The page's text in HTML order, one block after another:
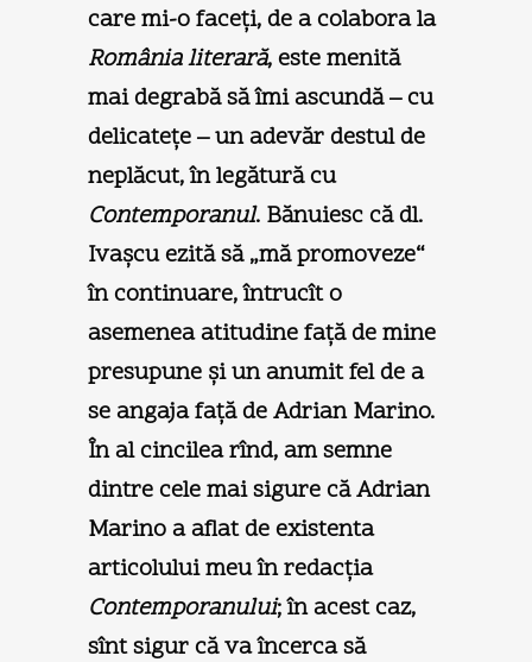
care mi-o faceţi, de a colabora la
România literară, este menită
mai degrabă să îmi ascundă – cu
delicateţe – un adevăr destul de
neplăcut, în legătură cu
Contemporanul. Bănuiesc că dl.
Ivaşcu ezită să „mă promoveze“
în continuare, întrucît o
asemenea atitudine faţă de mine
presupune şi un anumit fel de a
se angaja faţă de Adrian Marino.
În al cincilea rînd, am semne
dintre cele mai sigure că Adrian
Marino a aflat de existenta
articolului meu în redacţia
Contemporanului; în acest caz,
sînt sigur că va încerca să